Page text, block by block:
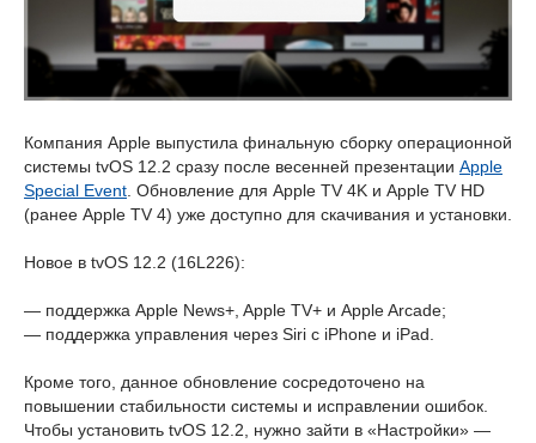
Компания Apple выпустила финальную сборку операционной
системы tvOS 12.2 сразу после весенней презентации Apple
Special Event . Обновление для Apple TV 4K и Apple TV HD
(ранее Apple TV 4) уже доступно для скачивания и установки.
Новое в tvOS 12.2 (16L226):
— поддержка Apple News+, Apple TV+ и Apple Arcade;
— поддержка управления через Siri с iPhone и iPad.
Кроме того, данное обновление сосредоточено на
повышении стабильности системы и исправлении ошибок.
Чтобы установить tvOS 12.2, нужно зайти в «Настройки» —